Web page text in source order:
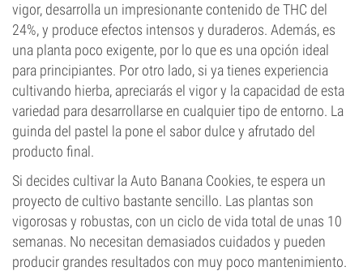
vigor, desarrolla un impresionante contenido de THC del
24%, y produce efectos intensos y duraderos. Además, es
una planta poco exigente, por lo que es una opción ideal
para principiantes. Por otro lado, si ya tienes experiencia
cultivando hierba, apreciarás el vigor y la capacidad de esta
variedad para desarrollarse en cualquier tipo de entorno. La
guinda del pastel la pone el sabor dulce y afrutado del
producto final.
Si decides cultivar la Auto Banana Cookies, te espera un
proyecto de cultivo bastante sencillo. Las plantas son
vigorosas y robustas, con un ciclo de vida total de unas 10
semanas. No necesitan demasiados cuidados y pueden
producir grandes resultados con muy poco mantenimiento.